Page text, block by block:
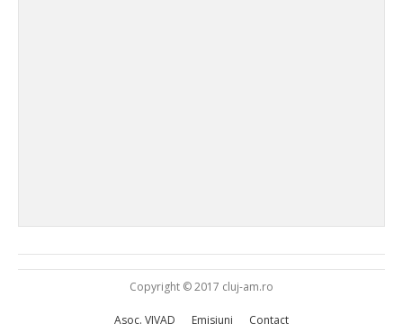
Copyright © 2017 cluj-am.ro
Asoc. VIVAD Emisiuni Contact